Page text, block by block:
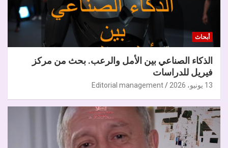
أبحاث
الذكاء الصناعي بين الأمل والرعب. بحث من مركز
فيريل للدراسات
13 يونيو، 2026 Editorial management